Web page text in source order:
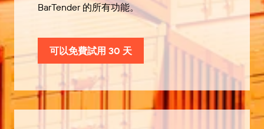
BarTender 的所有功能。
可以免費試用 30 天